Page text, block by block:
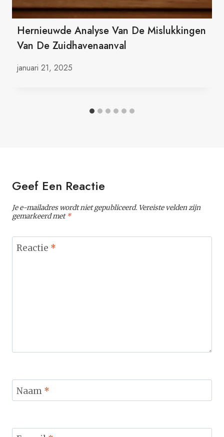
Hernieuwde Analyse Van De Mislukkingen
Van De Zuidhavenaanval
januari 21, 2025
Geef Een Reactie
Je e-mailadres wordt niet gepubliceerd. Vereiste velden zijn
gemarkeerd met*
Reactie *
Naam *